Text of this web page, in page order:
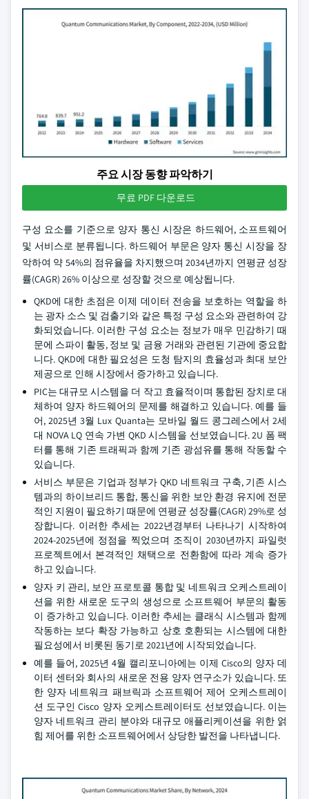
주요 시장 동향 파악하기
무료 PDF 다운로드
구성 요소를 기준으로 양자 통신 시장은 하드웨어, 소프트웨어
및 서비스로 분류됩니다. 하드웨어 부문은 양자 통신 시장을 장
악하여 약 54%의 점유율을 차지했으며 2034년까지 연평균 성장
률(CAGR) 26% 이상으로 성장할 것으로 예상됩니다.
QKD에 대한 초점은 이제 데이터 전송을 보호하는 역할을 하
는 광자 소스 및 검출기와 같은 특정 구성 요소와 관련하여 강
화되었습니다. 이러한 구성 요소는 정보가 매우 민감하기 때
문에 스파이 활동, 정보 및 금융 거래와 관련된 기관에 중요합
니다. QKD에 대한 필요성은 도청 탐지의 효율성과 최대 보안
제공으로 인해 시장에서 증가하고 있습니다.
PIC는 대규모 시스템을 더 작고 효율적이며 통합된 장치로 대
체하여 양자 하드웨어의 문제를 해결하고 있습니다. 예를 들
어, 2025년 3월 Lux Quanta는 모바일 월드 콩그레스에서 2세
대 NOVA LQ 연속 가변 QKD 시스템을 선보였습니다. 2U 폼 팩
터를 통해 기존 트래픽과 함께 기존 광섬유를 통해 작동할 수
있습니다.
서비스 부문은 기업과 정부가 QKD 네트워크 구축, 기존 시스
템과의 하이브리드 통합, 통신을 위한 보안 환경 유지에 전문
적인 지원이 필요하기 때문에 연평균 성장률(CAGR) 29%로 성
장합니다. 이러한 추세는 2022년경부터 나타나기 시작하여
2024-2025년에 정점을 찍었으며 조직이 2030년까지 파일럿
프로젝트에서 본격적인 채택으로 전환함에 따라 계속 증가
하고 있습니다.
양자 키 관리, 보안 프로토콜 통합 및 네트워크 오케스트레이
션을 위한 새로운 도구의 생성으로 소프트웨어 부문의 활동
이 증가하고 있습니다. 이러한 추세는 클래식 시스템과 함께
작동하는 보다 확장 가능하고 상호 호환되는 시스템에 대한
필요성에서 비롯된 동기로 2021년에 시작되었습니다.
예를 들어, 2025년 4월 캘리포니아에는 이제 Cisco의 양자 데
이터 센터와 회사의 새로운 전용 양자 연구소가 있습니다. 또
한 양자 네트워크 패브릭과 소프트웨어 제어 오케스트레이
션 도구인 Cisco 양자 오케스트레이터도 선보였습니다. 이는
양자 네트워크 관리 분야와 대규모 애플리케이션을 위한 얽
힘 제어를 위한 소프트웨어에서 상당한 발전을 나타냅니다.